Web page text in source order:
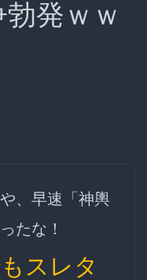
発ｗｗ
、早速「神輿
たな！
もスレタ